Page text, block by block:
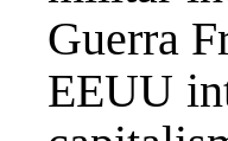
Guerra
EEUU